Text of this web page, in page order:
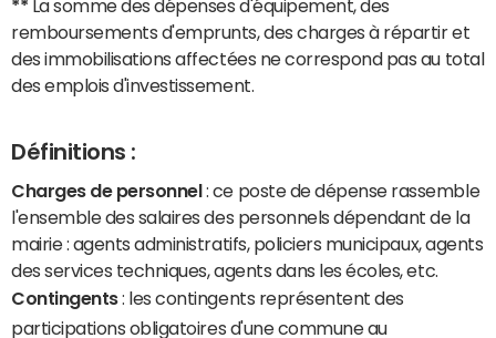
** La somme des dépenses d'équipement, des
remboursements d'emprunts, des charges à répartir et
des immobilisations affectées ne correspond pas au total
des emplois d'investissement.
Définitions :
Charges de personnel : ce poste de dépense rassemble
l'ensemble des salaires des personnels dépendant de la
mairie : agents administratifs, policiers municipaux, agents
des services techniques, agents dans les écoles, etc.
Contingents: les contingents représentent des
participations obligatoires d'une commune au